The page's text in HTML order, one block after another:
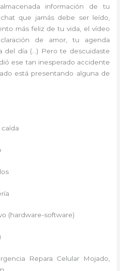
información de tu
que jamás debe ser leído,
más feliz de tu vida, el vídeo
de amor, tu agenda
del día (…) Pero te descuidaste
ese tan inesperado accidente
está presentando alguna de
(hardware-software)
Repara Celular Mojado,